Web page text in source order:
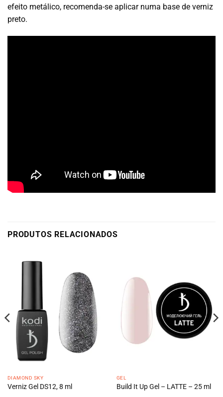
efeito metálico, recomenda-se aplicar numa base de verniz
preto.
PRODUTOS RELACIONADOS
DIAMOND SKY
Verniz Gel DS12, 8 ml
GEL
Build It Up Gel – LATTE – 25 ml